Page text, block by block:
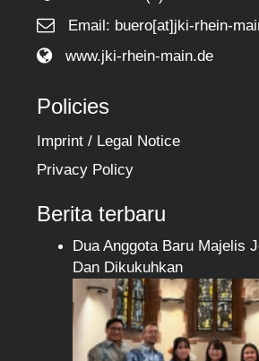
Email: buero[at]jki-rhein-
www.jki-rhein-main.de
Policies
Imprint / Legal Notice
Privacy Policy
Berita terbaru
Dua Anggota Baru Majelis
Dan Dikukuhkan